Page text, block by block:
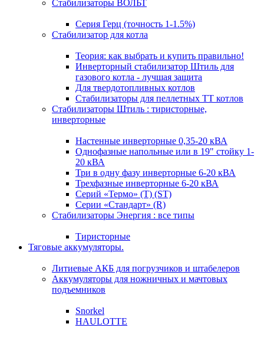
Стабилизаторы ВОЛЬТ
Серия Герц (точность 1-1.5%)
Стабилизатор для котла
Теория: как выбрать и купить правильно!
Инверторный стабилизатор Штиль для
газового котла - лучшая защита
Для твердотопливных котлов
Стабилизаторы для пеллетных ТТ котлов
Стабилизаторы Штиль : тиристорные,
инверторные
Настенные инверторные 0,35-20 кВА
Однофазные напольные или в 19" стойку 1-
20 кВА
Три в одну фазу инверторные 6-20 кВА
Трехфазные инверторные 6-20 кВА
Серий «Термо» (T) (ST)
Серии «Стандарт» (R)
Стабилизаторы Энергия : все типы
Тиристорные
Тяговые аккумуляторы.
Литиевые АКБ для погрузчиков и штабелеров
Аккумуляторы для ножничных и мачтовых
подъемников
Snorkel
HAULOTTE